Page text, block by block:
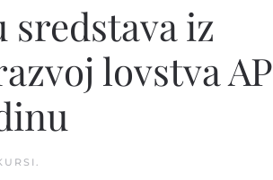
sredstava iz
lovstva AP
.